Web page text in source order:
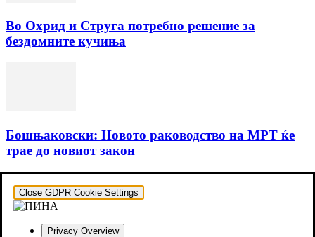
Во Охрид и Струга потребно решение за
бездомните кучиња
Бошњаковски: Новото раководство на МРТ ќе
трае до новиот закон
Close GDPR Cookie Settings
Privacy Overview